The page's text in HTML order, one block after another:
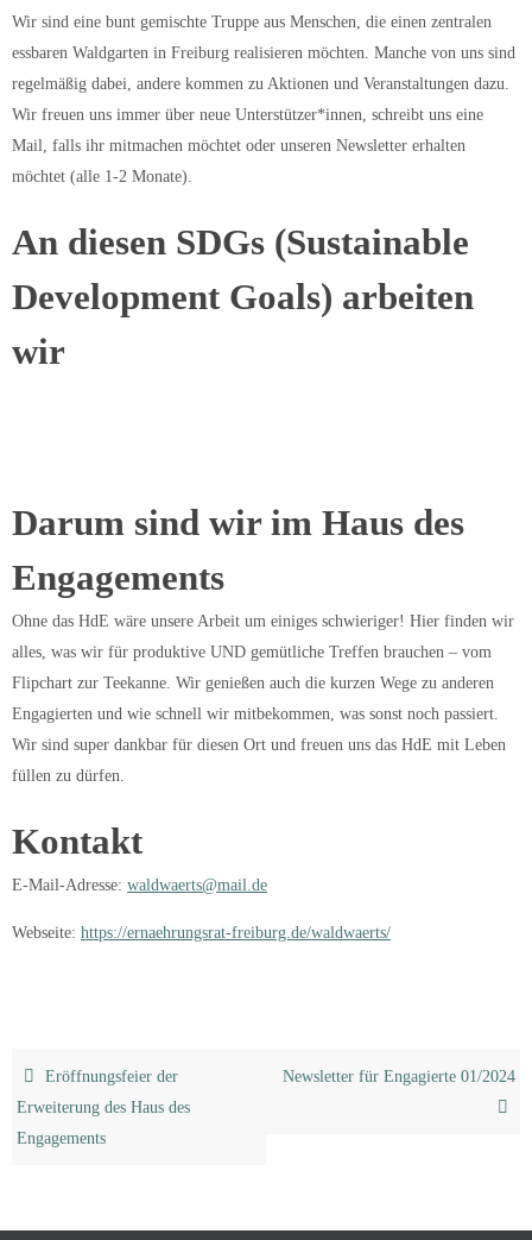
Wir sind eine bunt gemischte Truppe aus Menschen, die einen zentralen
essbaren Waldgarten in Freiburg realisieren möchten. Manche von uns sind
regelmäßig dabei, andere kommen zu Aktionen und Veranstaltungen dazu.
Wir freuen uns immer über neue Unterstützer*innen, schreibt uns eine
Mail, falls ihr mitmachen möchtet oder unseren Newsletter erhalten
möchtet (alle 1-2 Monate).
An diesen SDGs (Sustainable
Development Goals) arbeiten
wir
Darum sind wir im Haus des
Engagements
Ohne das HdE wäre unsere Arbeit um einiges schwieriger! Hier finden wir
alles, was wir für produktive UND gemütliche Treffen brauchen – vom
Flipchart zur Teekanne. Wir genießen auch die kurzen Wege zu anderen
Engagierten und wie schnell wir mitbekommen, was sonst noch passiert.
Wir sind super dankbar für diesen Ort und freuen uns das HdE mit Leben
füllen zu dürfen.
Kontakt
E-Mail-Adresse: waldwaerts@mail.de
Webseite: https://ernaehrungsrat-freiburg.de/waldwaerts/
Eröffnungsfeier der
Erweiterung des Haus des
Engagements
Newsletter für Engagierte 01/2024